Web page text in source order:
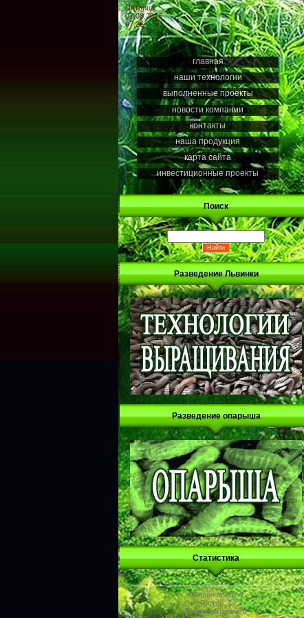
Пятница
07.08.2026
07:26
главная
наши технологии
выполненные проекты
новости компании
контакты
наша продукция
карта сайта
инвестиционные проекты
Поиск
Разведение Львинки
Разведение опарыша
Статистика
Онлайн всего:1
Гостей:1
Пользователей:0